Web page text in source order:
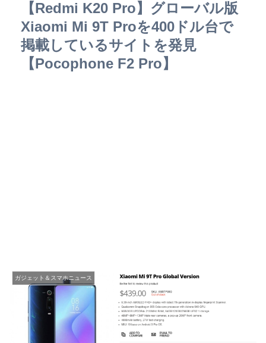
【Redmi K20 Pro】グローバル版
Xiaomi Mi 9T Proを400ドル台で
掲載しているサイトを発見
【Pocophone F2 Pro】
ガジェット＆スマホニュース